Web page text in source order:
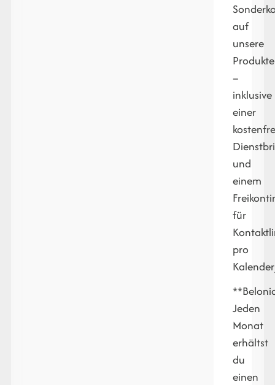
auf
unsere
Produkte
–
inklusive
einer
und
einem
für
pro
Jeden
Monat
erhältst
du
einen